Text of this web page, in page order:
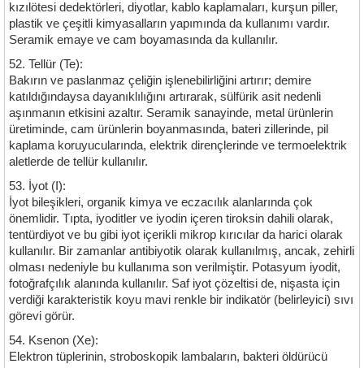
kızılötesi dedektörleri, diyotlar, kablo kaplamaları, kurşun piller,
plastik ve çeşitli kimyasalların yapımında da kullanımı vardır.
Seramik emaye ve cam boyamasında da kullanılır.
52. Tellür (Te):
Bakırın ve paslanmaz çeliğin işlenebilirliğini artırır; demire
katıldığındaysa dayanıklılığını artırarak, sülfürik asit nedenli
aşınmanın etkisini azaltır. Seramik sanayinde, metal ürünlerin
üretiminde, cam ürünlerin boyanmasında, bateri zillerinde, pil
kaplama koruyucularında, elektrik dirençlerinde ve termoelektrik
aletlerde de tellür kullanılır.
53. İyot (I):
İyot bileşikleri, organik kimya ve eczacılık alanlarında çok
önemlidir. Tıpta, iyoditler ve iyodin içeren tiroksin dahili olarak,
tentürdiyot ve bu gibi iyot içerikli mikrop kırıcılar da harici olarak
kullanılır. Bir zamanlar antibiyotik olarak kullanılmış, ancak, zehirli
olması nedeniyle bu kullanıma son verilmiştir. Potasyum iyodit,
fotoğrafçılık alanında kullanılır. Saf iyot çözeltisi de, nişasta için
verdiği karakteristik koyu mavi renkle bir indikatör (belirleyici) sıvı
görevi görür.
54. Ksenon (Xe):
Elektron tüplerinin, stroboskopik lambaların, bakteri öldürücü